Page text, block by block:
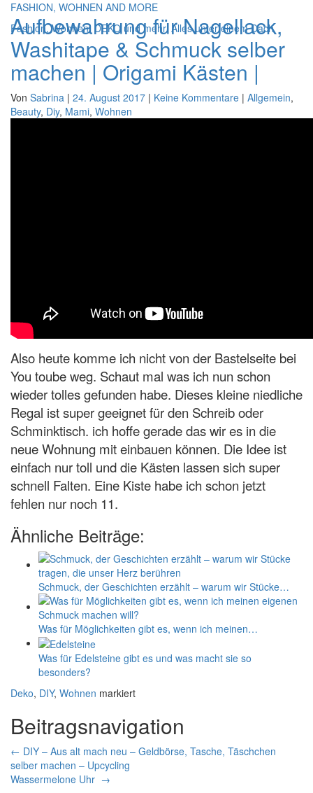
FASHION, WOHNEN AND MORE
Fashion, Wohnen, DEKO und mehr. Alles unter einem Dach
Aufbewahrung für Nagellack,
Washitape & Schmuck selber
machen | Origami Kästen |
Von Sabrina | 24. August 2017 | Keine Kommentare | Allgemein,
Beauty, Diy, Mami, Wohnen
Also heute komme ich nicht von der Bastelseite bei
You toube weg. Schaut mal was ich nun schon
wieder tolles gefunden habe. Dieses kleine niedliche
Regal ist super geeignet für den Schreib oder
Schminktisch. ich hoffe gerade das wir es in die
neue Wohnung mit einbauen können. Die Idee ist
einfach nur toll und die Kästen lassen sich super
schnell Falten. Eine Kiste habe ich schon jetzt
fehlen nur noch 11.
Ähnliche Beiträge:
Schmuck, der Geschichten erzählt – warum wir Stücke…
Was für Möglichkeiten gibt es, wenn ich meinen…
Was für Edelsteine gibt es und was macht sie so
besonders?
Deko, DIY, Wohnen markiert
Beitragsnavigation
← DIY – Aus alt mach neu – Geldbörse, Tasche, Täschchen
selber machen – Upcycling
Wassermelone Uhr →